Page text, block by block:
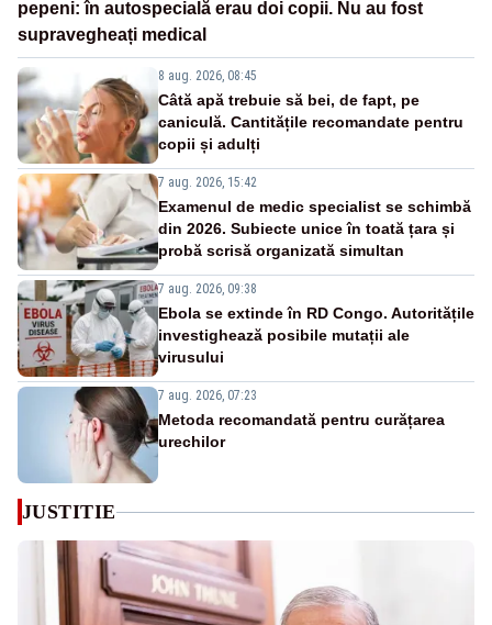
pepeni: în autospecială erau doi copii. Nu au fost
supravegheați medical
8 aug. 2026, 08:45
Câtă apă trebuie să bei, de fapt, pe
caniculă. Cantitățile recomandate pentru
copii și adulți
7 aug. 2026, 15:42
Examenul de medic specialist se schimbă
din 2026. Subiecte unice în toată țara și
probă scrisă organizată simultan
7 aug. 2026, 09:38
Ebola se extinde în RD Congo. Autoritățile
investighează posibile mutații ale
virusului
7 aug. 2026, 07:23
Metoda recomandată pentru curățarea
urechilor
JUSTITIE